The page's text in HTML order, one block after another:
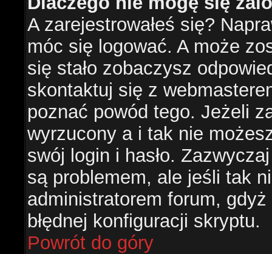
A zarejestrowałeś się?
móc się logować. A może
się stało zobaczysz
skontaktuj się z
poznać powód tego. Jeżeli
wyrzucony a i tak nie
swój login i hasło.
są problemem, ale jeśli tak
administratorem forum,
błędnej konfiguracji skryptu.
Powrót do góry